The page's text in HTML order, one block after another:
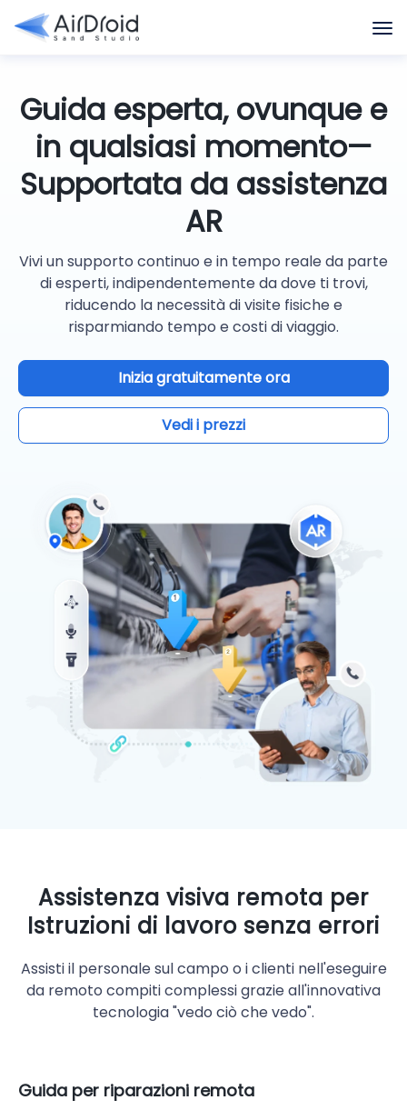
Guida esperta, ovunque e
in qualsiasi momento—
Supportata da assistenza
AR
Vivi un supporto continuo e in tempo reale da parte
di esperti, indipendentemente da dove ti trovi,
riducendo la necessità di visite fisiche e
risparmiando tempo e costi di viaggio.
Inizia gratuitamente ora
Vedi i prezzi
Assistenza visiva remota per
Istruzioni di lavoro senza errori
Assisti il personale sul campo o i clienti nell'eseguire
da remoto compiti complessi grazie all'innovativa
tecnologia "vedo ciò che vedo".
Guida per riparazioni remota